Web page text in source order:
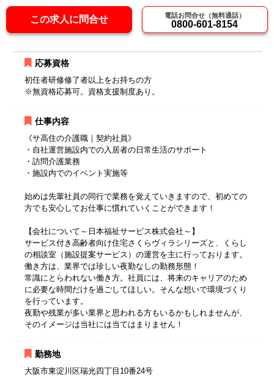
この求人に問合せ 電話お問合せ（無料通話）
0800-601-8154
応募資格
初任者研修修了者以上をお持ちの方
※無資格応募可。資格支援制度あり。
仕事内容
《サ高住の介護職｜契約社員》
・自社運営施設内での入居者の日常生活のサポート
・訪問介護業務
・施設内でのイベント実施等
始めは先輩社員の同行で業務を覚えていきますので、初めての
方でも安心してお仕事に慣れていくことができます！
【会社について～日本福祉サービス株式会社～】
サービス付き高齢者向け住宅さくらヴィラシリーズと、くらし
の相談室（施設提案サービス）の運営を主に行っております。
働き方は、業界では珍しい夜勤なしの勤務形態！
常識にとらわれない働き方。社員には、将来のキャリアのため
に必要な時間だけを過ごしてほしい。そんな想いで環境づくり
を行っています。
夜勤や残業が多い業界と思われる方もいるかもしれませんが、
そのイメージは当社には当てはまりません！
勤務地
大阪市東淀川区瑞光四丁目10番24号